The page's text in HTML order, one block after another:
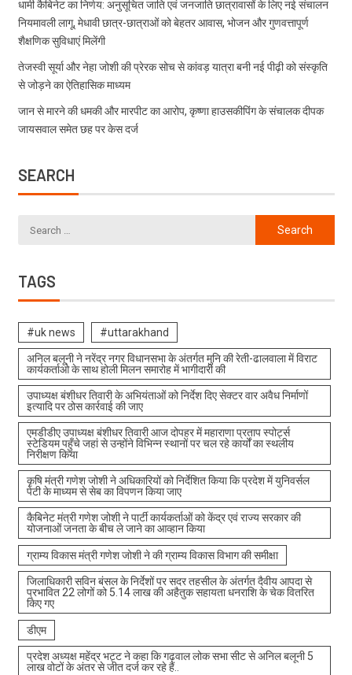
धामी कैबिनेट का निर्णय: अनुसूचित जाति एवं जनजाति छात्रावासों के लिए नई संचालन
नियमावली लागू, मेधावी छात्र-छात्राओं को बेहतर आवास, भोजन और गुणवत्तापूर्ण
शैक्षणिक सुविधाएं मिलेंगी
तेजस्वी सूर्या और नेहा जोशी की प्रेरक सोच से कांवड़ यात्रा बनी नई पीढ़ी को संस्कृति
से जोड़ने का ऐतिहासिक माध्यम
जान से मारने की धमकी और मारपीट का आरोप, कृष्णा हाउसकीपिंग के संचालक दीपक
जायसवाल समेत छह पर केस दर्ज
SEARCH
TAGS
#uk news #uttarakhand
अनिल बलूनी ने नरेंद्र नगर विधानसभा के अंतर्गत मुनि की रेती-ढालवाला में विराट
कार्यकर्ताओ के साथ होली मिलन समारोह में भागीदारी की
उपाध्यक्ष बंशीधर तिवारी के अभियंताओं को निर्देश दिए सेक्टर वार अवैध निर्माणों
इत्यादि पर ठोस कार्रवाई की जाए
एमडीडीए उपाध्यक्ष बंशीधर तिवारी आज दोपहर में महाराणा प्रताप स्पोर्ट्स
स्टेडियम पहुँचे जहां से उन्होंने विभिन्न स्थानों पर चल रहे कार्यों का स्थलीय
निरीक्षण किया
कृषि मंत्री गणेश जोशी ने अधिकारियों को निर्देशित किया कि प्रदेश में युनिवर्सल
पेटी के माध्यम से सेब का विपणन किया जाए
कैबिनेट मंत्री गणेश जोशी ने पार्टी कार्यकर्ताओं को केंद्र एवं राज्य सरकार की
योजनाओं जनता के बीच ले जाने का आव्हान किया
ग्राम्य विकास मंत्री गणेश जोशी ने की ग्राम्य विकास विभाग की समीक्षा
जिलाधिकारी सविन बंसल के निर्देशों पर सदर तहसील के अंतर्गत दैवीय आपदा से
प्रभावित 22 लोगों को 5.14 लाख की अहैतुक सहायता धनराशि के चेक वितरित
किए गए
डीएम
प्रदेश अध्यक्ष महेंद्र भट्ट ने कहा कि गढ़वाल लोक सभा सीट से अनिल बलूनी 5
लाख वोटों के अंतर से जीत दर्ज कर रहे हैं..